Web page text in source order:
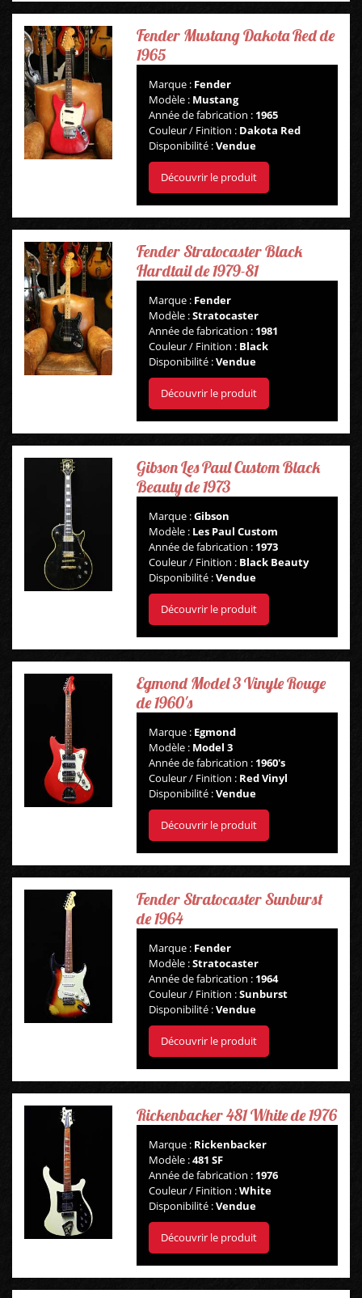
GUITARES
BASSES
AMPLIS
PÉDALES ET EFFETS
AUTRE
Fender Mustang Dakota Red de
1965
Marque : Fender
Modèle : Mustang
Année de fabrication : 1965
Couleur / Finition : Dakota Red
Disponibilité :Vendue
Découvrir le produit
Fender Stratocaster Black
Hardtail de 1979-81
Marque : Fender
Modèle :Stratocaster
Année de fabrication : 1981
Couleur / Finition : Black
Disponibilité :Vendue
Découvrir le produit
Gibson Les Paul Custom Black
Beauty de 1973
Marque :Gibson
Modèle : Les Paul Custom
Année de fabrication : 1973
Couleur / Finition : Black Beauty
Disponibilité :Vendue
Découvrir le produit
Egmond Model 3 Vinyle Rouge
de 1960's
Marque : Egmond
Modèle : Model 3
Année de fabrication : 1960's
Couleur / Finition : Red Vinyl
Disponibilité :Vendue
Découvrir le produit
Fender Stratocaster Sunburst
de 1964
Marque : Fender
Modèle :Stratocaster
Année de fabrication : 1964
Couleur / Finition :Sunburst
Disponibilité :Vendue
Découvrir le produit
Rickenbacker 481 White de 1976
Marque : Rickenbacker
Modèle :481 SF
Année de fabrication : 1976
Couleur / Finition :White
Disponibilité :Vendue
Découvrir le produit